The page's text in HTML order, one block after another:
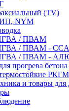
(TV)
NYM
/ ПВАМ
/ ПВАМ -
/ ПВАМ -
прогрева
РКГМ
и товары для